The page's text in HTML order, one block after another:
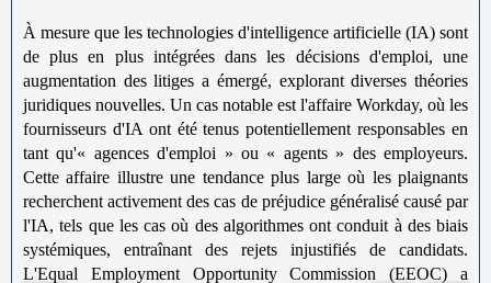
À mesure que les technologies d'intelligence artificielle (IA) sont
de plus en plus intégrées dans les décisions d'emploi, une
augmentation des litiges a émergé, explorant diverses théories
juridiques nouvelles. Un cas notable est l'affaire Workday, où les
fournisseurs d'IA ont été tenus potentiellement responsables en
tant qu'« agences d'emploi » ou « agents » des employeurs.
Cette affaire illustre une tendance plus large où les plaignants
recherchent activement des cas de préjudice généralisé causé par
l'IA, tels que les cas où des algorithmes ont conduit à des biais
systémiques, entraînant des rejets injustifiés de candidats.
L'Equal Employment Opportunity Commission (EEOC) a